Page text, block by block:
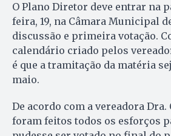
O Plano Diretor deve entrar na
feira, 19, na Câmara Municipal
discussão e primeira votação.
calendário criado pelos
é que a tramitação da matéria
maio.
De acordo com a vereadora Dra.
foram feitos todos os esforços